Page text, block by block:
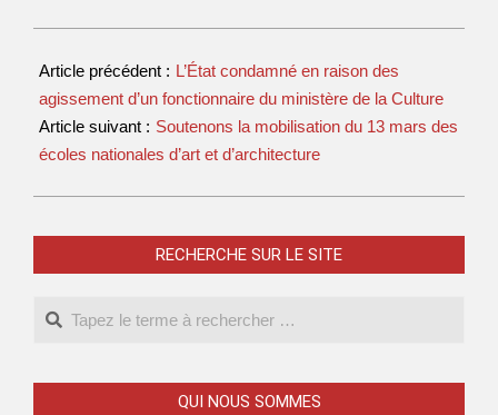
Article précédent : L’État condamné en raison des
agissement d’un fonctionnaire du ministère de la Culture
Article suivant : Soutenons la mobilisation du 13 mars des
écoles nationales d’art et d’architecture
RECHERCHE SUR LE SITE
QUI NOUS SOMMES